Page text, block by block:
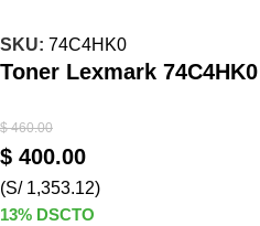
SKU: 74C4HK0
Toner Lexmark
$460.00
$ 400.00
(S/ 1,353.12)
13% DSCTO